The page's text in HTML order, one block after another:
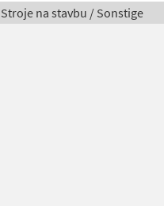
Stroje na stavbu / Sonstige